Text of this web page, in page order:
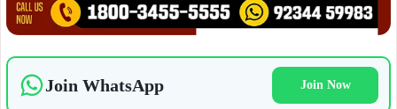
Join WhatsApp Join Now